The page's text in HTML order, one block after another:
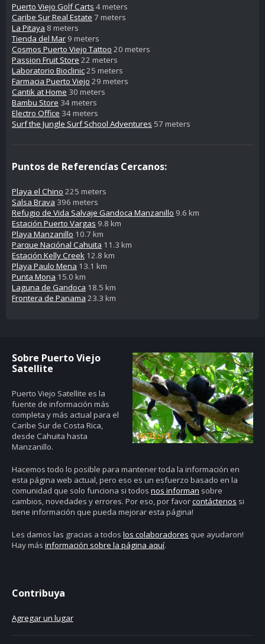
Puerto Viejo Golf Carts 4 meters
Caribe Sur Real Estate 7 meters
La Pitaya 8 meters
Tienda del Mar 9 meters
Cosmos Puerto Viejo Tattoo 20 meters
Passion Fruit Store 22 meters
Laboratorio Bioclinic25 meters
Farmacia Puerto Viejo 29 meters
Cantik at Home 30 meters
Bambu Store 34 meters
Electro Office 34 meters
Surf the Jungle Surf School Adventures 57 meters
Puntos de Referencías Cercanos:
Playa el Chino 225 meters
Salsa Brava 396 meters
Refugio de Vida Salvaje Gandoca Manzanillo 9.6 km
Estación Puerto Vargas 9.8 km
Playa Manzanillo 10.7 km
Parque Naciónal Cahuita 11.3 km
Estación Kelly Creek 12.8 km
Playa Paulo Mena 13.1 km
Punta Mona 15.0 km
Laguna de Gandoca 18.5 km
Frontera de Panama 23.3 km
Sobre Puerto Viejo
Satellite
Puerto Viejo Satellite es la
fuente de información más
completa y más actual para el
Caribe Sur de Costa Rica,
desde Cahuita hasta
Manzanillo.
Hacemos todo lo posible para mantener toda la información en
esta página web actual, pero eso es un esfuerzo basado en la
comunidad que solo funciona si todos nos informan sobre
cambios, novedades y errores. Por eso, por favorcontáctenos si
tiene información que pueda mejorar esta página!
Les damos las gracias a todos los colaboradores que ayudaron!
Hay más información sobre la página aquí.
Contribuya
Agregar un lugar